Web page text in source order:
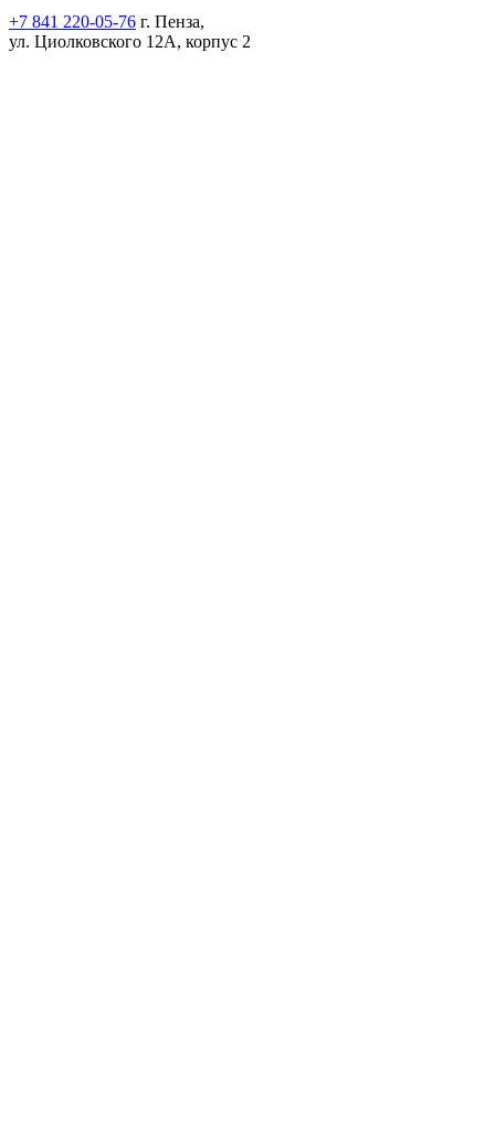
+7 841 220-05-76 г. Пенза,
ул. Циолковского 12А, корпус 2